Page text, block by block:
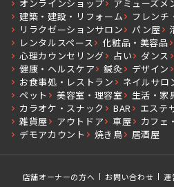
オンラインショップ
アミューズメ
建築・建設・リフォーム
フレンチ
リラクゼーションサロン
パン屋
レンタルスペース
化粧品・美容品
心理カウンセリング
占い ダンス
健康・ヘルスケア
鍼灸 デザイン
お食事処・レストラン
ネイルサロ
ペット
美容室・理容室
生活・家
カラオケ・スナック
BAR エステ
雑貨屋
アウトドア 車屋 カフェ
デモアカウント
焼き鳥 居酒屋
店舗オーナーの方へ お問い合わせ 運